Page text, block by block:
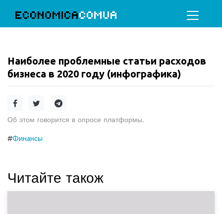
ECONOMICACOMUA
Наиболее проблемные статьи расходов
бизнеса в 2020 году (инфографика)
Об этом говорится в опросе платформы.
#Финансы
Читайте також